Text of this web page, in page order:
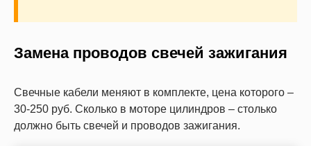
Замена проводов свечей зажигания
Свечные кабели меняют в комплекте, цена которого –
30-250 руб. Сколько в моторе цилиндров – столько
должно быть свечей и проводов зажигания.